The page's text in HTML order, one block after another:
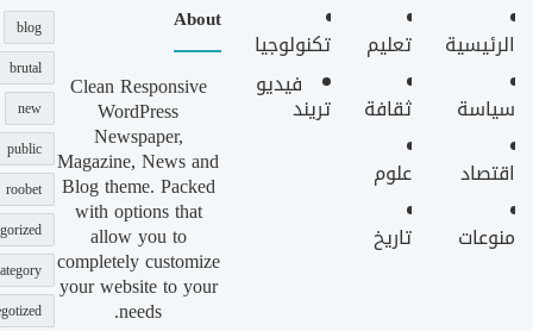
الرئيسية
سياسة
اقتصاد
منوعات
تعليم
ثقافة
علوم
تاريخ
تكنولوجيا
فيديو
تريند
About
Clean Responsive
WordPress
Newspaper,
Magazine, News and
Blog theme. Packed
with options that
allow you to
completely customize
your website to your
needs.
blog
brutal
new
public
roobet